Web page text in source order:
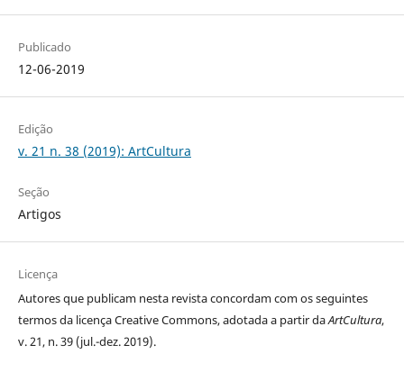
Publicado
12-06-2019
Edição
v. 21 n. 38 (2019): ArtCultura
Seção
Artigos
Licença
Autores que publicam nesta revista concordam com os seguintes
termos da licença Creative Commons, adotada a partir daArtCultura,
v. 21, n. 39 (jul.-dez. 2019).